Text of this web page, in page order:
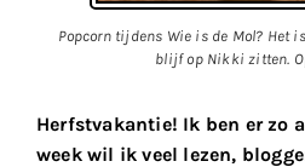
Popcorn tijdens Wie is de Mol? Het
blijf op Nikki zitten.
Herfstvakantie! Ik ben er zo
week wil ik veel lezen,